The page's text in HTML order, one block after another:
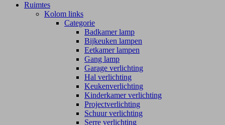
Ruimtes
Kolom links
Categorie
Badkamer lamp
Bijkeuken lampen
Eetkamer lampen
Gang lamp
Garage verlichting
Hal verlichting
Keukenverlichting
Kinderkamer verlichting
Projectverlichting
Schuur verlichting
Serre verlichting